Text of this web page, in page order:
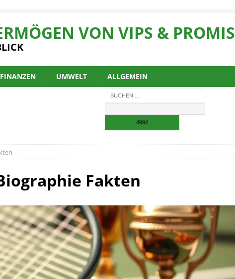
VON VIPS & PROMIS
FINANZEN UMWELT ALLGEMEIN
Fakten